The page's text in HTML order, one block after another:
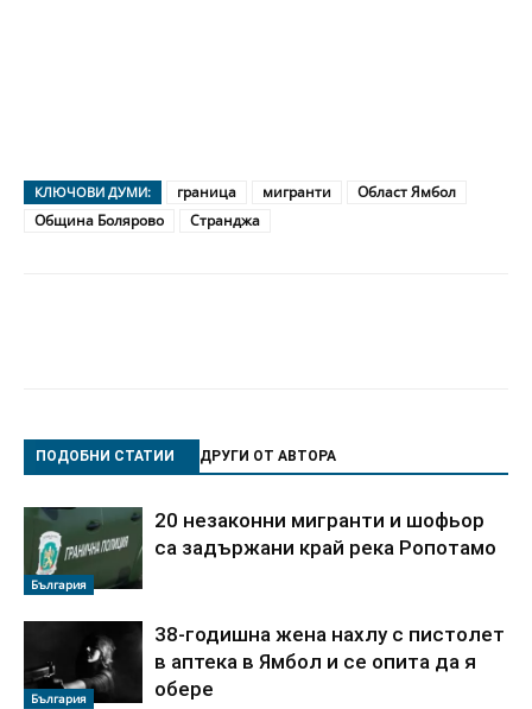
КЛЮЧОВИ ДУМИ: граница мигранти
Област Ямбол
Община Болярово
Странджа
ПОДОБНИ СТАТИИ ДРУГИ ОТ АВТОРА
България
20 незаконни мигранти и шофьор
са задържани край река Ропотамо
България
38-годишна жена нахлу с пистолет
в аптека в Ямбол и се опита да я
обере